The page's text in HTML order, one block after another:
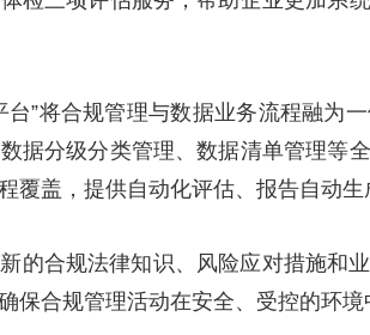
台”将合规管理与数据业务流程融为
据分级分类管理、数据清单管理等
覆盖，提供自动化评估、报告自动生
的合规法律知识、风险应对措施和
保合规管理活动在安全、受控的环境